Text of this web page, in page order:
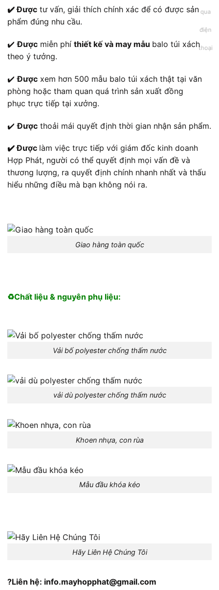
✔️ Được tư vấn, giải thích chính xác để có được sản
phẩm đúng nhu cầu.
✔️Được miễn phí thiết kế và may mẫu balo túi xách
theo ý tưởng.
✔️Được xem hơn 500 mẫu balo túi xách thật tại văn
phòng hoặc tham quan quá trình sản xuất đồng
phục trực tiếp tại xưởng.
✔️Được thoải mái quyết định thời gian nhận sản phẩm.
✔️ Được làm việc trực tiếp với giám đốc kinh doanh
Hợp Phát, người có thể quyết định mọi vấn đề và
thương lượng, ra quyết định chính nhanh nhất và thấu
hiểu những điều mà bạn không nói ra.
Giao hàng toàn quốc
♻️Chất liệu & nguyên phụ liệu:
Vải bố polyester chống thấm nước
vải dù polyester chống thấm nước
Khoen nhựa, con rùa
Mẫu đầu khóa kéo
Hãy Liên Hệ Chúng Tôi
?Liên hệ: info.mayhopphat@gmail.com